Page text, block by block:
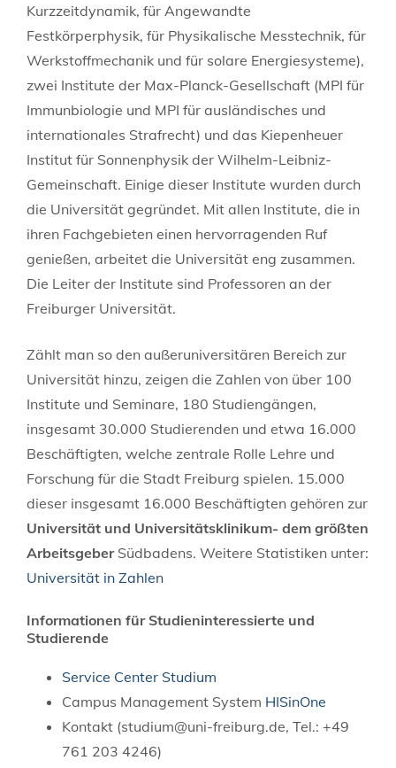
Kurzzeitdynamik, für Angewandte
Festkörperphysik, für Physikalische Messtechnik, für
Werkstoffmechanik und für solare Energiesysteme),
zwei Institute der Max-Planck-Gesellschaft (MPI für
Immunbiologie und MPI für ausländisches und
internationales Strafrecht) und das Kiepenheuer
Institut für Sonnenphysik der Wilhelm-Leibniz-
Gemeinschaft. Einige dieser Institute wurden durch
die Universität gegründet. Mit allen Institute, die in
ihren Fachgebieten einen hervorragenden Ruf
genießen, arbeitet die Universität eng zusammen.
Die Leiter der Institute sind Professoren an der
Freiburger Universität.
Zählt man so den außeruniversitären Bereich zur
Universität hinzu, zeigen die Zahlen von über 100
Institute und Seminare, 180 Studiengängen,
insgesamt 30.000 Studierenden und etwa 16.000
Beschäftigten, welche zentrale Rolle Lehre und
Forschung für die Stadt Freiburg spielen. 15.000
dieser insgesamt 16.000 Beschäftigten gehören zur
Universität und Universitätsklinikum- dem größten
Arbeitsgeber Südbadens. Weitere Statistiken unter:
Universität in Zahlen
Informationen für Studieninteressierte und
Studierende
Service Center Studium
Campus Management System HISinOne
Kontakt (studium@uni-freiburg.de, Tel.: +49
761 203 4246)